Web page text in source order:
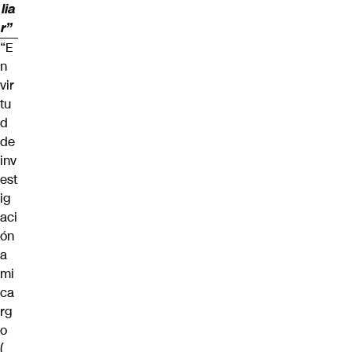
lia
r”
“E
n
vir
tu
d
de
inv
est
ig
aci
ón
a
mi
ca
rg
o